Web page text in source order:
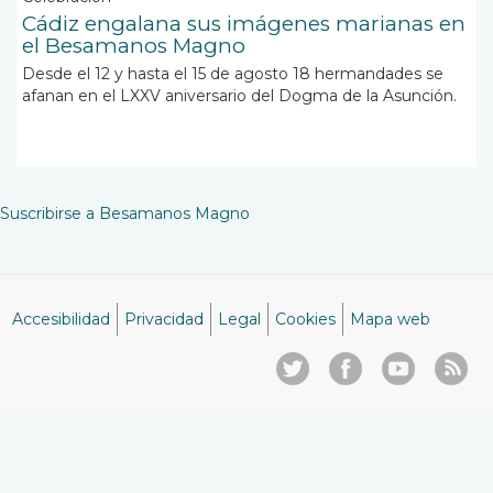
Cádiz engalana sus imágenes marianas en
el Besamanos Magno
Desde el 12 y hasta el 15 de agosto 18 hermandades se
afanan en el LXXV aniversario del Dogma de la Asunción.
Suscribirse a Besamanos Magno
Accesibilidad Privacidad Legal Cookies Mapa web